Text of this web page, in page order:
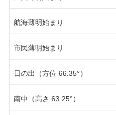
航海薄明始まり
市民薄明始まり
日の出（方位 66.35°）
南中（高さ 63.25°）